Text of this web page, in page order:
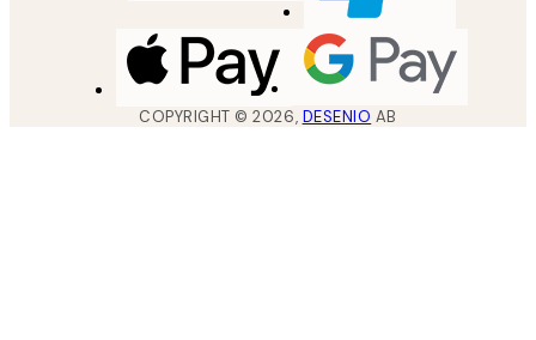
COPYRIGHT ©2026, DESENIO AB